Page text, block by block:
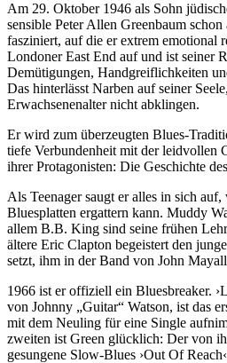
Am 29. Oktober 1946 als Sohn
sensible Peter Allen Greenbaum
fasziniert, auf die er extrem emotional
Londoner East End auf und ist seiner
Demütigungen, Handgreiflichkeiten
Das hinterlässt Narben auf seiner
Erwachsenenalter nicht abklingen.
Er wird zum überzeugten Blues-
tiefe Verbundenheit mit der leidvollen
ihrer Protagonisten: Die Geschichte
Als Teenager saugt er alles in sich auf,
Bluesplatten ergattern kann. Muddy
allem B.B. King sind seine frühen
ältere Eric Clapton begeistert den
setzt, ihm in der Band von John
1966 ist er offiziell ein Bluesbreaker.
von Johnny „Guitar“ Watson, ist das
mit dem Neuling für eine Single
zweiten ist Green glücklich: Der von
gesungene Slow-Blues ›Out Of